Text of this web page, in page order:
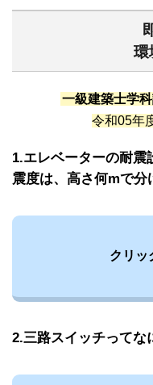
環
一級建築士学
令和05年
1.エレベーターの耐震
震度は、高さ何mで分
クリッ
2.三路スイッチってな